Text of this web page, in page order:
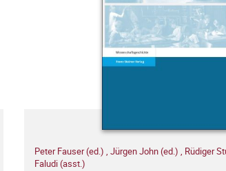
Peter Fauser (ed.) , Jürgen John (ed.) , Rüdiger
Faludi (asst.)